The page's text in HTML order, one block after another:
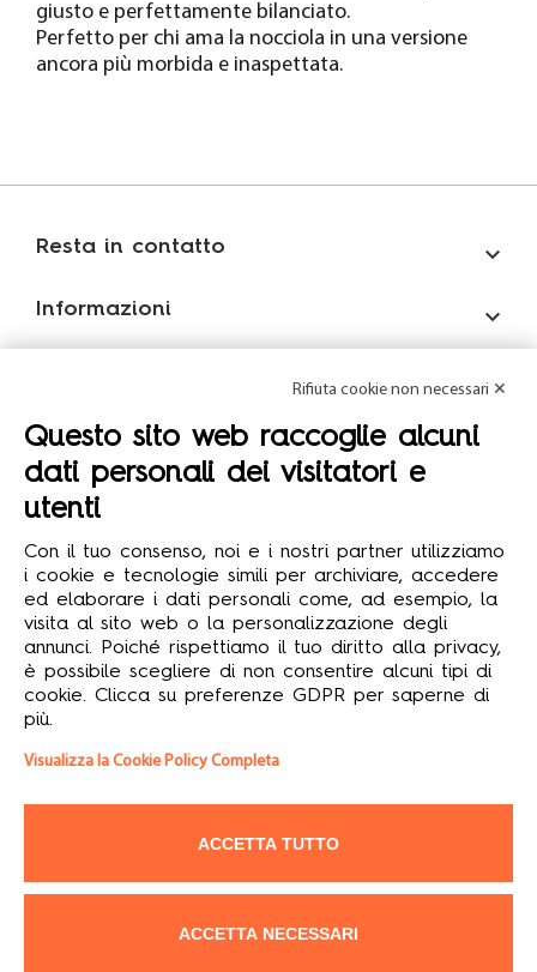
giusto e perfettamente bilanciato.
Perfetto per chi ama la nocciola in una versione
ancora più morbida e inaspettata.
Resta in contatto 
Informazioni 

Mondo Formula12 
© 2026 Formula12 S.r.l.
Soggetta dir. coord. Assist Group S.r.l. - Sede legale: via
Conti 7, 42020 San Polo d’Enza (RE) - Capitale sociale i.v.
€ 10.000,00 - Partita IVA, Codice Fiscale e N. Registro
Imprese: 02788950356 - Tutti i diritti riservati.
L’intero contenuto di questo sito web è tutelato da diritti d’autore o
di copyright 2025 riservati esclusivamente a Formula12 S.r.l. Con
modo di presentazione, la forma e le immagini soprattutto dei
diffusione e messa a disposizione del pubblico. Il contenuto del sito
commerciale. Alle violazioni si applicano le sanzioni previste dalla
Rifiuta cookie non necessari ✕
Questo sito web raccoglie alcuni
dati personali dei visitatori e
utenti
Con il tuo consenso, noi e i nostri partner utilizziamo
i cookie e tecnologie simili per archiviare, accedere
ed elaborare i dati personali come, ad esempio, la
visita al sito web o la personalizzazione degli
annunci. Poiché rispettiamo il tuo diritto alla privacy,
è possibile scegliere di non consentire alcuni tipi di
cookie. Clicca su preferenze GDPR per saperne di
più.
Visualizza la Cookie Policy Completa
ACCETTA TUTTO
ACCETTA NECESSARI